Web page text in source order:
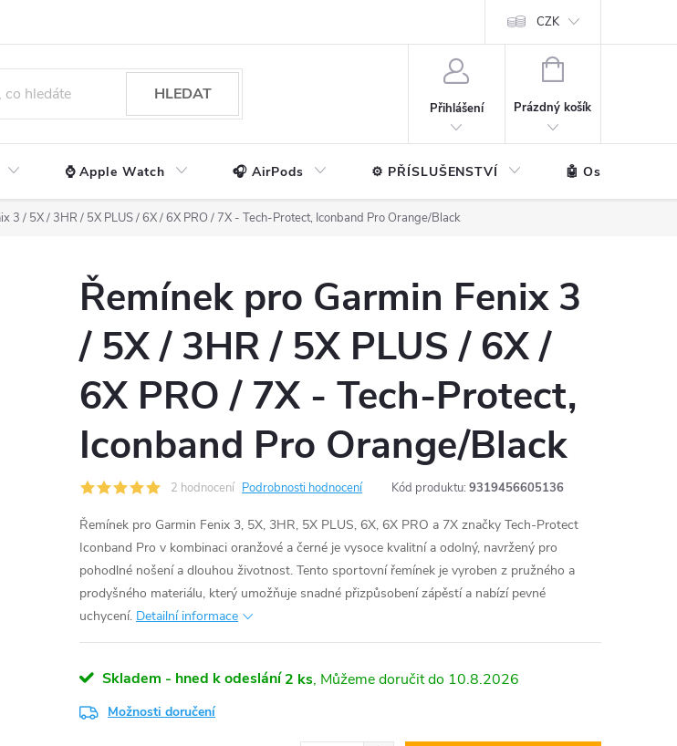
CZK
HLEDAT
Přihlášení
NÁKUPNÍ
Prázdný košík
⌚ Apple Watch 🎧 AirPods ⚙️ PŘÍSLUŠENSTVÍ 🤖 Ostatní
3 / 5X / 3HR / 5X PLUS / 6X / 6X PRO / 7X - Tech-Protect, Iconband Pro Orange/Black
Řemínek pro Garmin Fenix 3
/ 5X / 3HR / 5X PLUS / 6X /
6X PRO / 7X - Tech-Protect,
Iconband Pro Orange/Black
2 hodnocení Podrobnosti hodnocení Kód produktu: 9319456605136
Řemínek pro Garmin Fenix 3, 5X, 3HR, 5X PLUS, 6X, 6X PRO a 7X značky Tech-Protect
Iconband Pro v kombinaci oranžové a černé je vysoce kvalitní a odolný, navržený pro
pohodlné nošení a dlouhou životnost. Tento sportovní řemínek je vyroben z pružného a
prodyšného materiálu, který umožňuje snadné přizpůsobení zápěstí a nabízí pevné
uchycení. Detailní informace
Skladem - hned k odeslání 2 ks 10.8.2026
Možnosti doručení